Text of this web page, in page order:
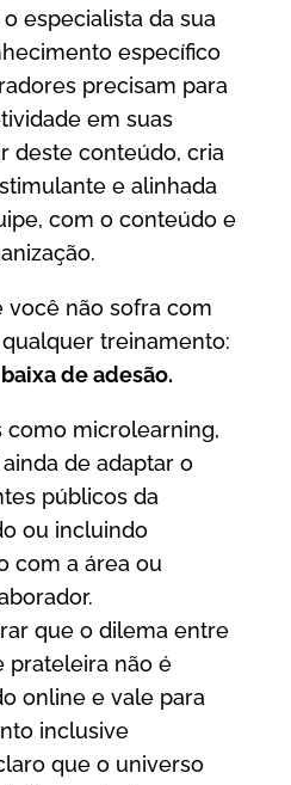
especialista da sua
específico
precisam para
em suas
deste conteúdo, cria
e alinhada
com o conteúdo e
você não sofra com
treinamento:
de adesão.
como microlearning,
de adaptar o
públicos da
ou incluindo
com a área ou
que o dilema entre
prateleira não é
online e vale para
inclusive
que o universo